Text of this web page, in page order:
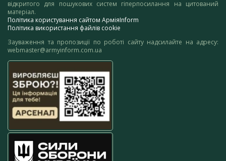
відкритого для пошукових систем гіперпосилання на цитований
матеріал.
Політика користування сайтом АрміяInform
Політика використання файлів cookie
Зауваження та пропозиції по роботі сайту надсилайте на адресу:
webmaster@armyinform.com.ua